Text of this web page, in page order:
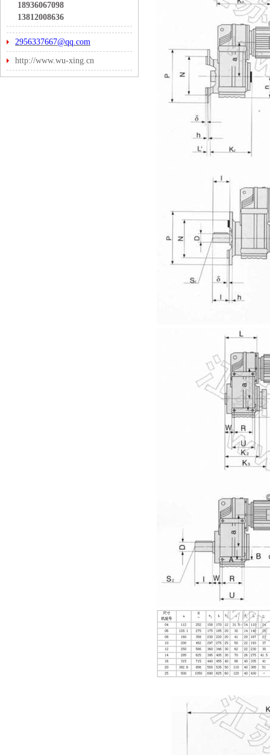
18936067098
13812008636
2956337667@qq.com
http://www.wu-xing.cn